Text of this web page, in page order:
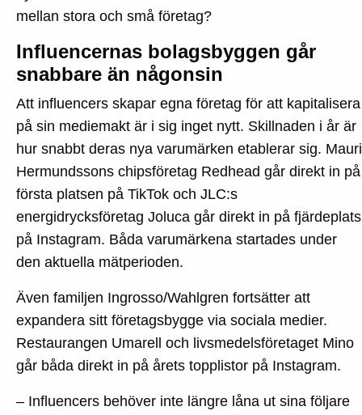
mellan stora och små företag?
Influencernas bolagsbyggen går
snabbare än någonsin
Att influencers skapar egna företag för att kapitalisera
på sin mediemakt är i sig inget nytt. Skillnaden i år är
hur snabbt deras nya varumärken etablerar sig. Mauri
Hermundssons chipsföretag Redhead går direkt in på
första platsen på TikTok och JLC:s
energidrycksföretag Joluca går direkt in på fjärdeplats
på Instagram. Båda varumärkena startades under
den aktuella mätperioden.
Även familjen Ingrosso/Wahlgren fortsätter att
expandera sitt företagsbygge via sociala medier.
Restaurangen Umarell och livsmedelsföretaget Mino
går båda direkt in på årets topplistor på Instagram.
– Influencers behöver inte längre låna ut sina följare